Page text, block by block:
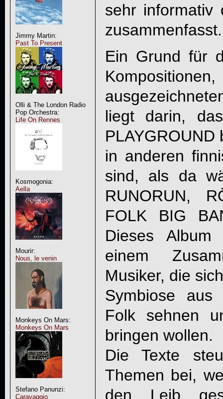
Jimmy Martin:
Past To Present
Olli & The London Radio
Pop Orchestra:
Life On Rennes
Kosmogonia:
Aella
Mourir:
Nous, le venin
Monkeys On Mars:
Monkeys On Mars
Stefano Panunzi:
Caravaggio
sehr informativ
zusammenfasst.
Ein Grund für
liegt darin,
PLAYGROUND
in anderen
sind, als da
RUNORUN,
FOLK BIG
Dieses
einem
Musiker, die
Symbiose aus
Folk sehnen
bringen wollen.
Die Texte
Themen bei,
den Leib